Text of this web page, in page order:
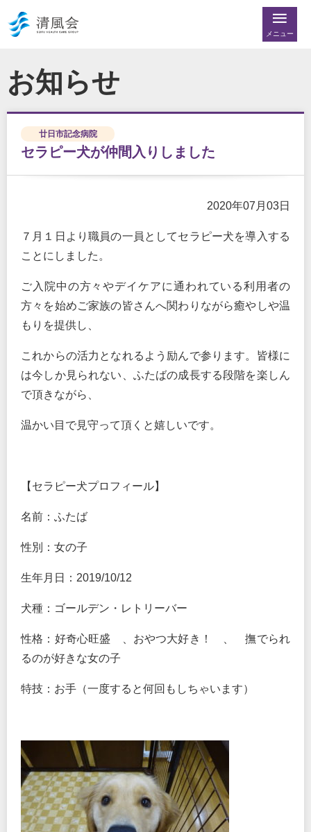
メニュー
お知らせ
廿日市記念病院
セラピー犬が仲間入りしました
2020年07月03日
７月１日より職員の一員としてセラピー犬を導入する
ことにしました。
ご入院中の方々やデイケアに通われている利用者の
方々を始めご家族の皆さんへ関わりながら癒やしや温
もりを提供し、
これからの活力となれるよう励んで参ります。皆様に
は今しか見られない、ふたばの成長する段階を楽しん
で頂きながら、
温かい目で見守って頂くと嬉しいです。
【セラピー犬プロフィール】
名前：ふたば
性別：女の子
生年月日： 2019/10/12
犬種：ゴールデン・レトリーバー
性格：好奇心旺盛 、おやつ大好き！ 、 撫でられ
るのが好きな女の子
特技：お手（一度すると何回もしちゃいます）